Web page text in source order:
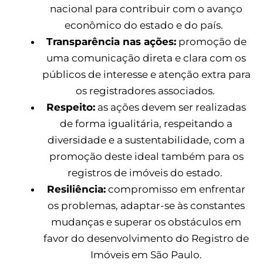
nacional para contribuir com o avanço
econômico do estado e do país.
Transparência nas ações:promoção de
uma comunicação direta e clara com os
públicos de interesse e atenção extra para
os registradores associados.
Respeito: as ações devem ser realizadas
de forma igualitária, respeitando a
diversidade e a sustentabilidade, com a
promoção deste ideal também para os
registros de imóveis do estado.
Resiliência: compromisso em enfrentar
os problemas, adaptar-se às constantes
mudanças e superar os obstáculos em
favor do desenvolvimento do Registro de
Imóveis em São Paulo.